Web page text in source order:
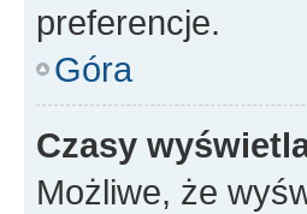
preferencje.
Góra
Czasy
Możliwe, że